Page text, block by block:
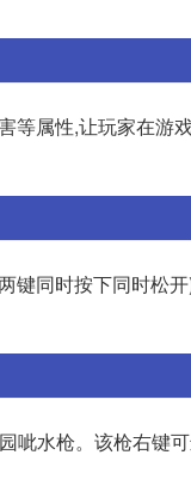
等属性,让玩家在游
键同时按下同时松
呲水枪。该枪右键